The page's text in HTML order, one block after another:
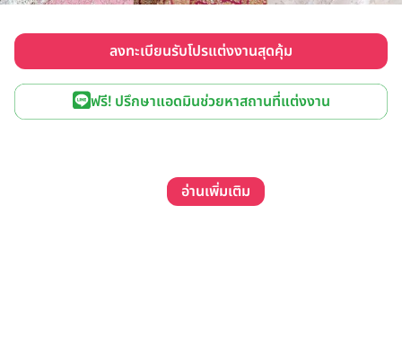
ลงทะเบียนรับโปรแต่งงานสุดคุ้ม
ฟรี! ปรึกษาแอดมินช่วยหาสถานที่แต่งงาน
อ่านเพิ่มเติม